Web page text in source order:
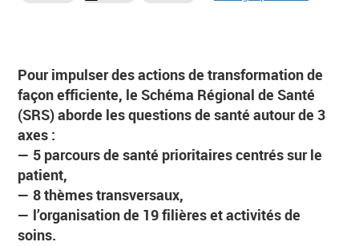
Pour impulser des actions de transformation de
façon efficiente, le Schéma Régional de Santé
(SRS) aborde les questions de santé autour de 3
axes :
— 5 parcours de santé prioritaires centrés sur le
patient,
— 8 thèmes transversaux,
— l’organisation de 19 filières et activités de
soins.